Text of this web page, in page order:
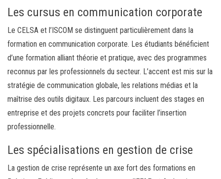
Les cursus en communication corporate
Le CELSA et l’ISCOM se distinguent particulièrement dans la
formation en communication corporate. Les étudiants bénéficient
d’une formation alliant théorie et pratique, avec des programmes
reconnus par les professionnels du secteur. L’accent est mis sur la
stratégie de communication globale, les relations médias et la
maîtrise des outils digitaux. Les parcours incluent des stages en
entreprise et des projets concrets pour faciliter l’insertion
professionnelle.
Les spécialisations en gestion de crise
La gestion de crise représente un axe fort des formations en